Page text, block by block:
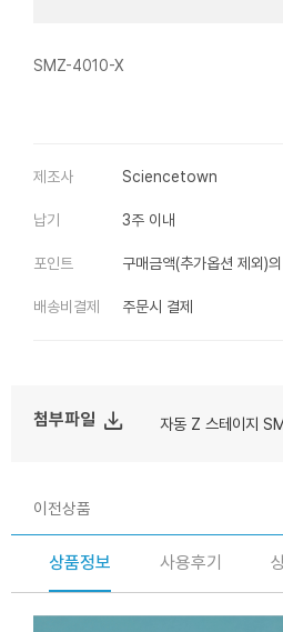
SMZ-4010-X
제조사 Sciencetown
납기 3주 이내
포인트 구매금액(추가옵션 제외)
배송비결제 주문시 결제
첨부파일 file_download 자동 Z 스테이지
이전상품
상품정보 사용후기